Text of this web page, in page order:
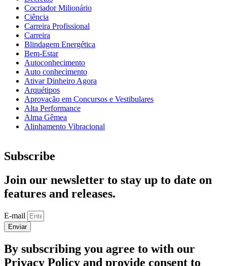
Cocriador Milionário
Ciência
Carreira Profissional
Carreira
Blindagem Energética
Bem-Estar
Autoconhecimento
Auto conhecimento
Ativar Dinheiro Agora
Arquétipos
Aprovação em Concursos e Vestibulares
Alta Performance
Alma Gêmea
Alinhamento Vibracional
Subscribe
Join our newsletter to stay up to date on
features and releases.
E-mail
Enviar
By subscribing you agree to with our
Privacy Policy and provide consent to